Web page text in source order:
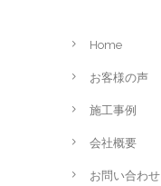
Home
お客様の声
施工事例
会社概要
お問い合わせ